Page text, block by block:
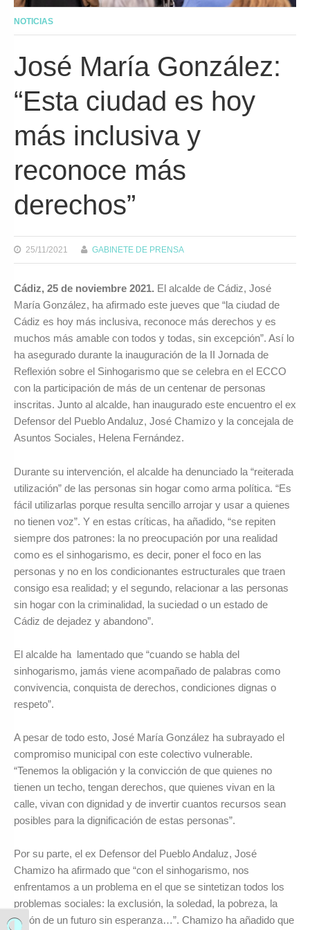
NOTICIAS
José María González:
“Esta ciudad es hoy
más inclusiva y
reconoce más
derechos”
25/11/2021 GABINETE DE PRENSA
Cádiz, 25 de noviembre 2021. El alcalde de Cádiz, José
María González, ha afirmado este jueves que “la ciudad de
Cádiz es hoy más inclusiva, reconoce más derechos y es
muchos más amable con todos y todas, sin excepción”. Así lo
ha asegurado durante la inauguración de la II Jornada de
Reflexión sobre el Sinhogarismo que se celebra en el ECCO
con la participación de más de un centenar de personas
inscritas. Junto al alcalde, han inaugurado este encuentro el ex
Defensor del Pueblo Andaluz, José Chamizo y la concejala de
Asuntos Sociales, Helena Fernández.
Durante su intervención, el alcalde ha denunciado la “reiterada
utilización” de las personas sin hogar como arma política. “Es
fácil utilizarlas porque resulta sencillo arrojar y usar a quienes
no tienen voz”. Y en estas críticas, ha añadido, “se repiten
siempre dos patrones: la no preocupación por una realidad
como es el sinhogarismo, es decir, poner el foco en las
personas y no en los condicionantes estructurales que traen
consigo esa realidad; y el segundo, relacionar a las personas
sin hogar con la criminalidad, la suciedad o un estado de
Cádiz de dejadez y abandono”.
El alcalde ha lamentado que “cuando se habla del
sinhogarismo, jamás viene acompañado de palabras como
convivencia, conquista de derechos, condiciones dignas o
respeto”.
A pesar de todo esto, José María González ha subrayado el
compromiso municipal con este colectivo vulnerable.
“Tenemos la obligación y la convicción de que quienes no
tienen un techo, tengan derechos, que quienes vivan en la
calle, vivan con dignidad y de invertir cuantos recursos sean
posibles para la dignificación de estas personas”.
Por su parte, el ex Defensor del Pueblo Andaluz, José
Chamizo ha afirmado que “con el sinhogarismo, nos
enfrentamos a un problema en el que se sintetizan todos los
problemas sociales: la exclusión, la soledad, la pobreza, la
visión de un futuro sin esperanza…”. Chamizo ha añadido que